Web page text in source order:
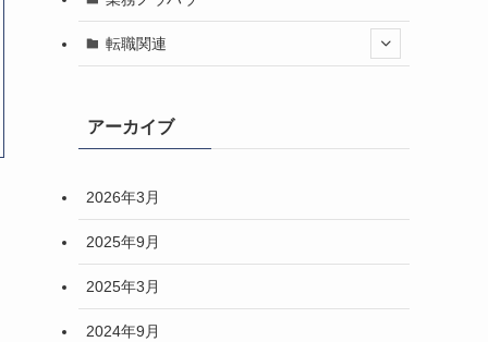
転職関連
アーカイブ
2026年3月
2025年9月
2025年3月
2024年9月